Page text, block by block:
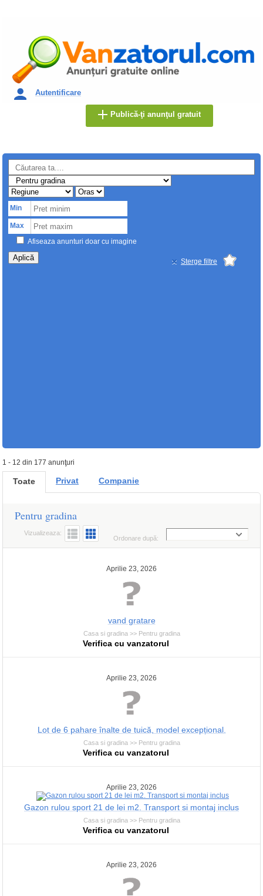
Autentificare
Publică-ţi anunţul gratuit
Min
Max
Afiseaza anunturi doar cu imagine
Aplică Sterge filtre
1 - 12 din 177 anunţuri
Toate Privat Companie
Pentru gradina
Ordonare după:
Vizualizeaza:
Aprilie 23, 2026
vand gratare
Casa si gradina >> Pentru gradina
Verifica cu vanzatorul
Aprilie 23, 2026
Lot de 6 pahare înalte de tuică, model excepțional.
Casa si gradina >> Pentru gradina
Verifica cu vanzatorul
Aprilie 23, 2026
Gazon rulou sport 21 de lei m2. Transport si montaj inclus
Casa si gradina >> Pentru gradina
Verifica cu vanzatorul
Aprilie 23, 2026